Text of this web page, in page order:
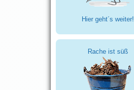
Hier geht´s weiter!
Rache ist süß